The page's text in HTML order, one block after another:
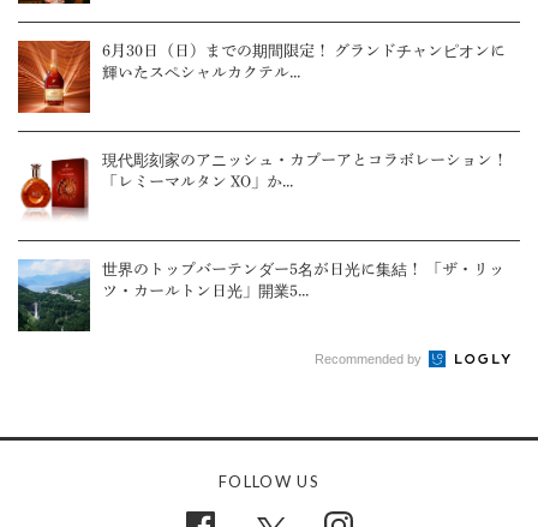
6月30日（日）までの期間限定！ グランドチャンピオンに
輝いたスペシャルカクテル...
現代彫刻家のアニッシュ・カプーアとコラボレーション！
「レミーマルタン XO」か...
世界のトップバーテンダー5名が日光に集結！ 「ザ・リッ
ツ・カールトン日光」開業5...
Recommended by
FOLLOW US